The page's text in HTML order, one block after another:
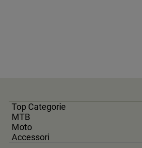
Top Categorie
MTB
Moto
Accessori